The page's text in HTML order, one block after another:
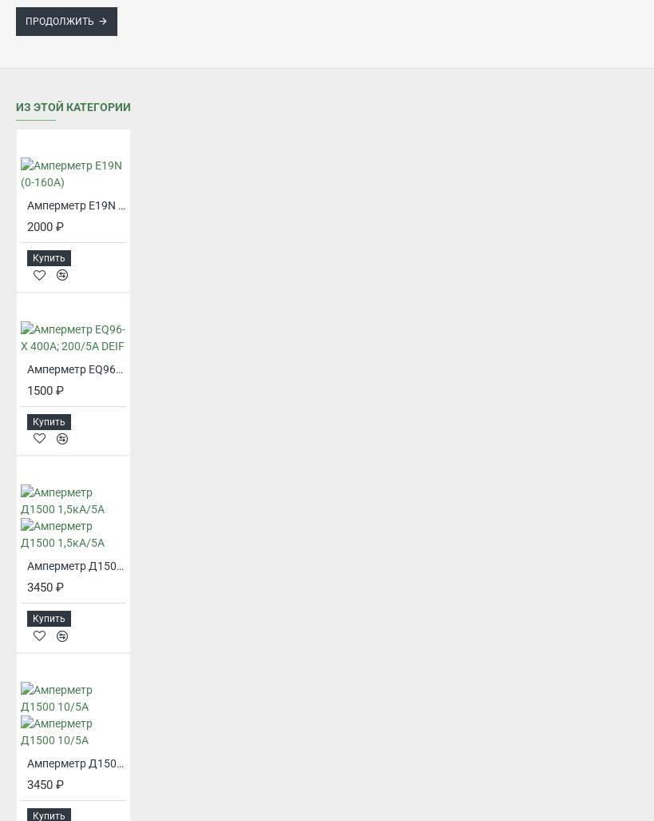
ПРОДОЛЖИТЬ
ИЗ ЭТОЙ КАТЕГОРИИ
Амперметр E19N (0-160А)
2000 ₽
Купить
Амперметр EQ96-X 400А; 200/5А DEIF
1500 ₽
Купить
Амперметр Д1500 1,5кА/5А
3450 ₽
Купить
Амперметр Д1500 10/5А
3450 ₽
Купить